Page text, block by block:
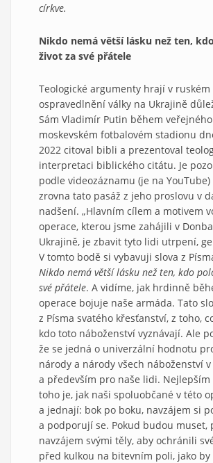
církve.
Nikdo nemá větší lásku než ten,
život za své přátele
Teologické argumenty hrají v ruském
ospravedlnění války na Ukrajině
Sám Vladimír Putin během
moskevském fotbalovém stadionu
2022 citoval bibli a prezentoval
interpretaci biblického citátu. Je
podle videozáznamu (je na YouTube)
zrovna tato pasáž z jeho proslovu v
nadšení. „Hlavním cílem a motivem
operace, kterou jsme zahájili v
Ukrajině, je zbavit tyto lidi utrpení,
V tomto bodě si vybavuji slova z
Nikdo nemá větší lásku než ten, kdo
své přátele. A vidíme, jak hrdinně
operace bojuje naše armáda. Tato
z Písma svatého křesťanství, z toho,
kdo toto náboženství vyznávají. Ale
že se jedná o univerzální hodnotu
národy a národy všech náboženství v
a především pro naše lidi. Nejlepším
toho je, jak naši spoluobčané v této
a jednají: bok po boku, navzájem si
a podporují se. Pokud budou muset,
navzájem svými těly, aby ochránili
před kulkou na bitevním poli, jako